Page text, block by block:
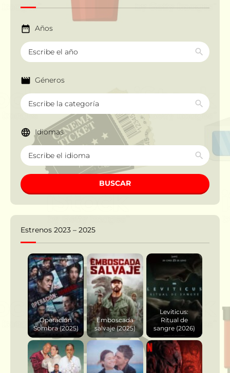
Años
Géneros
Idiomas
BUSCAR
Estrenos 2023 – 2025
Operación
Sombra (2025)
Emboscada
salvaje (2025)
Leviticus:
Ritual de
sangre (2026)